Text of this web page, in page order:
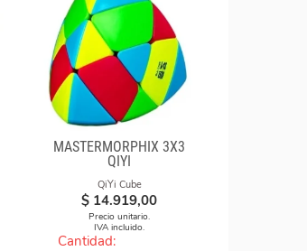
MASTERMORPHIX 3X3
QIYI
QiYi Cube
$ 14.919,00
Precio unitario.
IVA incluido.
Cantidad: